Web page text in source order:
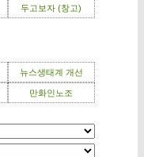
두고보자 (창고)
뉴스생태계 개선
만화인노조